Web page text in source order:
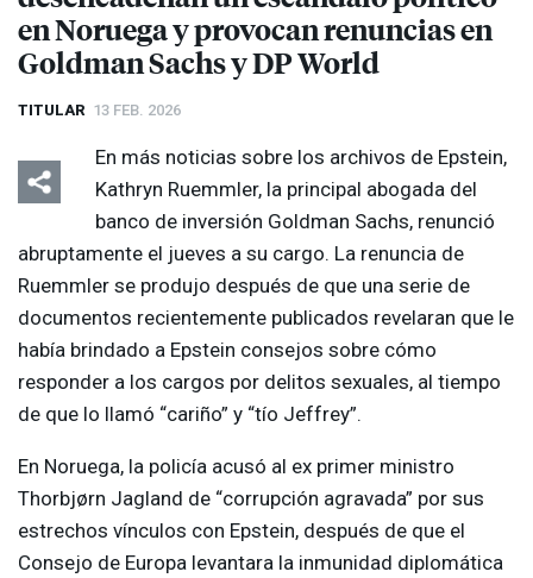
en Noruega y provocan renuncias en
Goldman Sachs y DP World
TITULAR 13 FEB. 2026
En más noticias sobre los archivos de Epstein,
Kathryn Ruemmler, la principal abogada del
banco de inversión Goldman Sachs, renunció
abruptamente el jueves a su cargo. La renuncia de
Ruemmler se produjo después de que una serie de
documentos recientemente publicados revelaran que le
había brindado a Epstein consejos sobre cómo
responder a los cargos por delitos sexuales, al tiempo
de que lo llamó “cariño” y “tío Jeffrey”.
En Noruega, la policía acusó al ex primer ministro
Thorbjørn Jagland de “corrupción agravada” por sus
estrechos vínculos con Epstein, después de que el
Consejo de Europa levantara la inmunidad diplomática